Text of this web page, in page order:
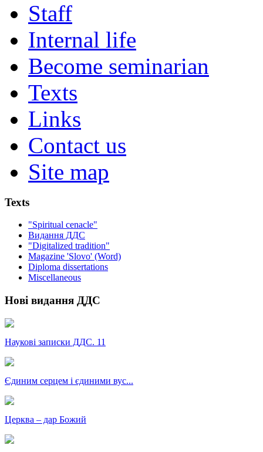
Staff
Internal life
Become seminarian
Texts
Links
Contact us
Site map
Texts
"Spiritual cenacle"
Видання ДДС
"Digitalized tradition"
Magazine 'Slovo' (Word)
Diploma dissertations
Miscellaneous
Нові видання ДДС
Наукові записки ДДС. 11
Єдиним серцем і єдиними вус...
Церква – дар Божий